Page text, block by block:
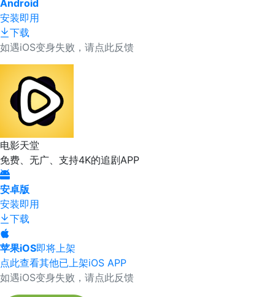
Android
安装即用
下载
如遇iOS变身失败，请点此反馈
电影天堂
免费、无广、支持4K的追剧APP
安卓版
安装即用
下载
苹果iOS即将上架
点此查看其他已上架iOS APP
如遇iOS变身失败，请点此反馈